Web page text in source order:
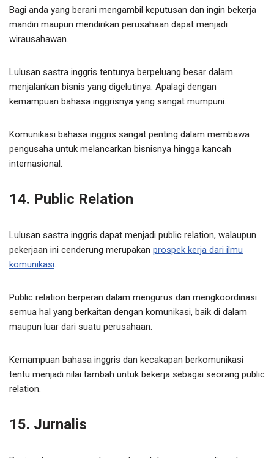
Bagi anda yang berani mengambil keputusan dan ingin bekerja
mandiri maupun mendirikan perusahaan dapat menjadi
wirausahawan.
Lulusan sastra inggris tentunya berpeluang besar dalam
menjalankan bisnis yang digelutinya. Apalagi dengan
kemampuan bahasa inggrisnya yang sangat mumpuni.
Komunikasi bahasa inggris sangat penting dalam membawa
pengusaha untuk melancarkan bisnisnya hingga kancah
internasional.
14. Public Relation
Lulusan sastra inggris dapat menjadi public relation, walaupun
pekerjaan ini cenderung merupakan prospek kerja dari ilmu
komunikasi.
Public relation berperan dalam mengurus dan mengkoordinasi
semua hal yang berkaitan dengan komunikasi, baik di dalam
maupun luar dari suatu perusahaan.
Kemampuan bahasa inggris dan kecakapan berkomunikasi
tentu menjadi nilai tambah untuk bekerja sebagai seorang public
relation.
15. Jurnalis